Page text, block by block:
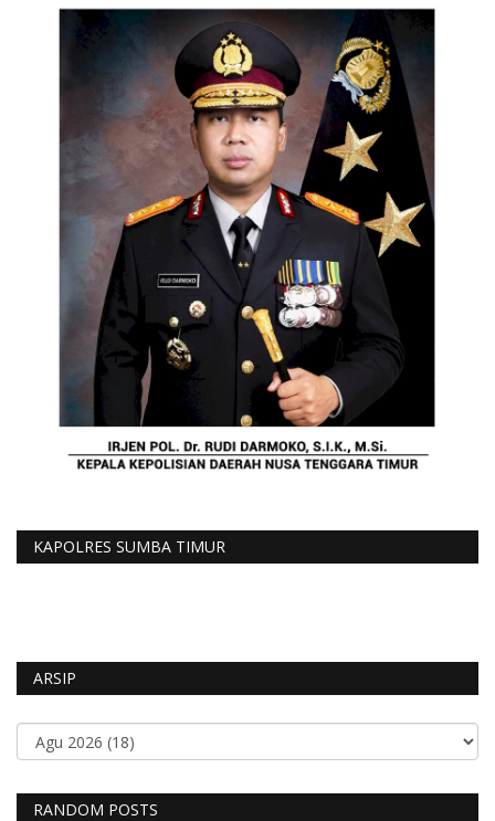
KAPOLRES SUMBA TIMUR
ARSIP
RANDOM POSTS